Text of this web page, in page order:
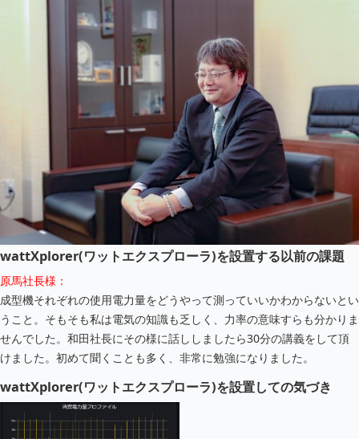
wattXplorer(ワットエクスプローラ)を設置する以前の課題
原馬社長様：
成型機それぞれの使用電力量をどうやって測っていいかわからないとい
うこと。そもそも私は電気の知識も乏しく、力率の意味すらも分かりま
せんでした。和田社長にその様に話ししましたら30分の講義をして頂
けました。初めて聞くことも多く、非常に勉強になりました。
wattXplorer(ワットエクスプローラ)を設置しての気づき